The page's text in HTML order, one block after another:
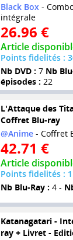
Black Box-
intégrale
26.96 €
Article
Points fidelités :
Nb DVD : 7 Nb
épisodes : 22
L'Attaque des
Coffret Blu-ray
@Anime- Coffret
42.71 €
Article
Points fidelités :
Nb Blu-Ray : 4 -
Katanagatari -
ray + Livret -